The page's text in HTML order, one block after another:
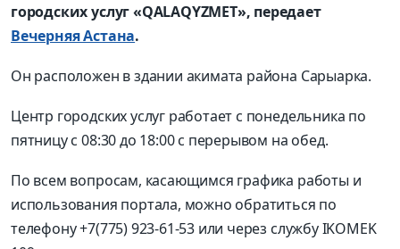
городских услуг «QALAQYZMET», передает
Вечерняя Астана.
Он расположен в здании акимата района Сарыарка.
Центр городских услуг работает с понедельника по
пятницу с 08:30 до 18:00 с перерывом на обед.
По всем вопросам, касающимся графика работы и
использования портала, можно обратиться по
телефону +7(775) 923-61-53 или через службу IKOMEK